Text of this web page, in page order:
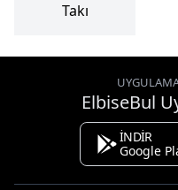
Takı
ElbiseBul
İNDİR
Google